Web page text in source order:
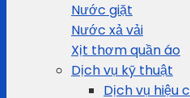
Nước giặt
Nước xả vải
Xịt thơm quần áo
Dịch vụ kỹ thuật
Dịch vụ hiệu